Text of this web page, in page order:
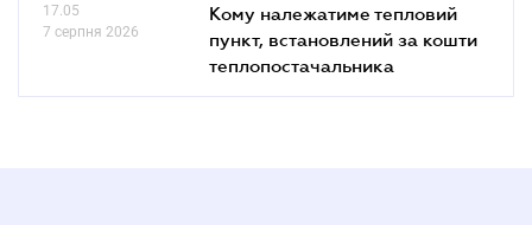
17.05
7 серпня 2026
Кому належатиме тепловий
пункт, встановлений за кошти
теплопостачальника